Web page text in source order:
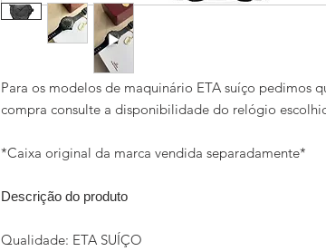
Para os modelos de maquinário ETA suíço pedimos
compra consulte a disponibilidade do relógio
*Caixa original da marca vendida separadamente*
Descrição do produto
Qualidade: ETA SUÍÇO